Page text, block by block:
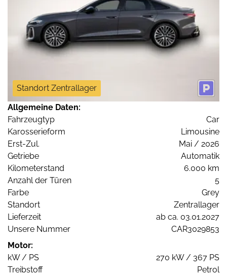
Standort Zentrallager
Allgemeine Daten:
Fahrzeugtyp
Car
Karosserieform
Limousine
Erst-Zul.
Mai / 2026
Getriebe
Automatik
Kilometerstand
6.000 km
Anzahl der Türen
5
Farbe
Grey
Standort
Zentrallager
Lieferzeit
ab ca. 03.01.2027
Unsere Nummer
CAR3029853
Motor:
kW / PS
270 kW / 367 PS
Treibstoff
Petrol